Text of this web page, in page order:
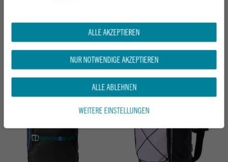
VANS RUCKSACK OLD SKOOL FLYING V
ab 37,95 €
RIP CURL DAMEN RUCKSACK DOME
39,95 €
Neu
ALLE AKZEPTIEREN
NUR NOTWENDIGE AKZEPTIEREN
ALLE ABLEHNEN
WEITERE EINSTELLUNGEN